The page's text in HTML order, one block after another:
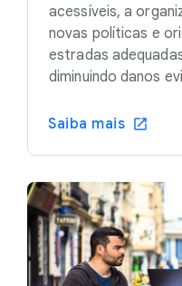
acessíveis, a
novas políticas e
estradas
diminuindo danos
Saiba mais